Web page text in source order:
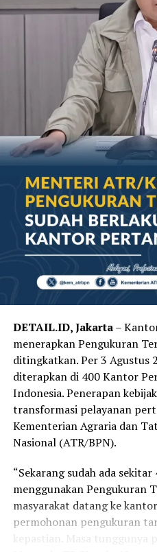
DETAIL.ID, Jakarta–
menerapkan Pengukuran
ditingkatkan. Per 3 Agustus
diterapkan di 400 Kantor
Indonesia. Penerapan
transformasi pelayanan
Kementerian Agraria dan
Nasional (ATR/BPN).
“Sekarang sudah ada
menggunakan Pengukuran
masyarakat datang ke
permohonan pengukuran
kepastian. Masa tunggunya